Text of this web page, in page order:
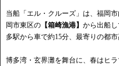
当船「エル・クルーズ」は、福岡
岡市東区の 【箱崎漁港】 から出船
多駅から車で約15分、最寄りの都市
博多湾・玄界灘を舞台に、春はヒ